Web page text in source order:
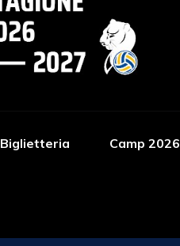
Biglietteria Camp 2026